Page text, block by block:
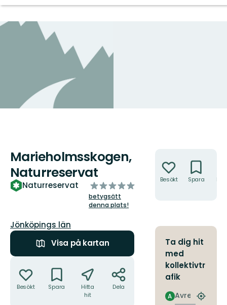
Marieholmsskogen,
Naturreservat
Naturreservat
av
5
stjärnor
betygsätt
denna plats!
Län:
Jönköpings län
Visa på kartan
Besökt Spara
Hitta
hit
Dela
Besökt Spara
Ta dig hit
med
kollektivtr
afik
Avresa
A
Hitta